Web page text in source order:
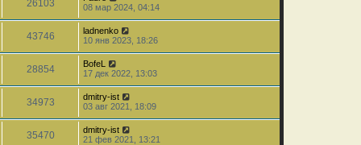
26103
08 мар 2024, 04:14
43746
ladnenko
10 янв 2023, 18:26
28854
BofeL
17 дек 2022, 13:03
34973
dmitry-ist
03 авг 2021, 18:09
35470
dmitry-ist
21 фев 2021, 13:21